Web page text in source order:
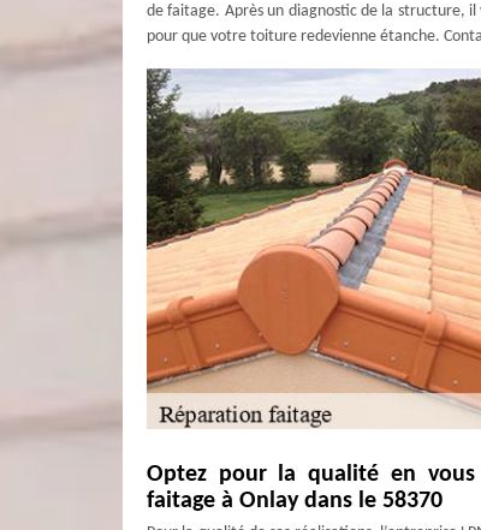
de faitage. Après un diagnostic de la structure,
pour que votre toiture redevienne étanche.
Optez pour la qualité en
faitage à Onlay dans le 58370